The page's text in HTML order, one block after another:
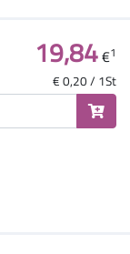
19,84€1
€ 0,20 / 1St